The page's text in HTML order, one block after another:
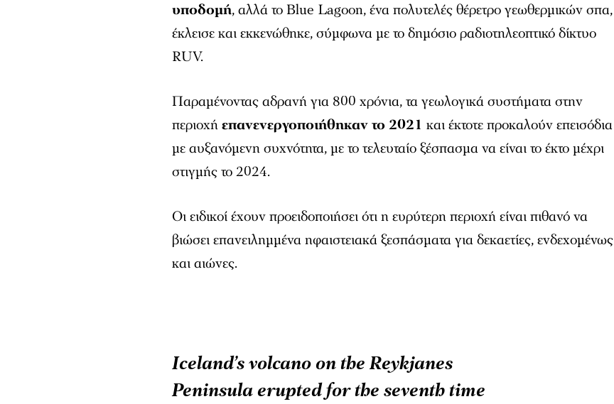
υποδομή, αλλά το Blue Lagoon, ένα πολυτελές θέρετρο γεωθερμικών σπα,
έκλεισε και εκκενώθηκε, σύμφωνα με το δημόσιο ραδιοτηλεοπτικό δίκτυο
RUV.
Παραμένοντας αδρανή για 800 χρόνια, τα γεωλογικά συστήματα στην
περιοχήεπανενεργοποιήθηκαν το 2021 και έκτοτε προκαλούν επεισόδια
με αυξανόμενη συχνότητα, με το τελευταίο ξέσπασμα να είναι το έκτο μέχρι
στιγμής το 2024.
Οι ειδικοί έχουν προειδοποιήσει ότι η ευρύτερη περιοχή είναι πιθανό να
βιώσει επανειλημμένα ηφαιστειακά ξεσπάσματα για δεκαετίες, ενδεχομένως
και αιώνες.
Iceland’s volcano on the Reykjanes
Peninsula erupted for the seventh time